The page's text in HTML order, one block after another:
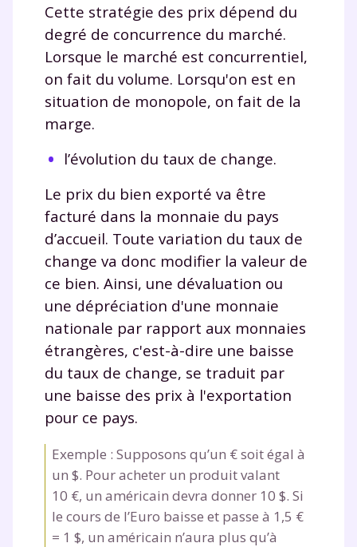
Cette stratégie des prix dépend du
degré de concurrence du marché.
Lorsque le marché est concurrentiel,
on fait du volume. Lorsqu'on est en
situation de monopole, on fait de la
marge.
l’évolution du taux de change.
Le prix du bien exporté va être
facturé dans la monnaie du pays
d’accueil. Toute variation du taux de
change va donc modifier la valeur de
ce bien. Ainsi, une dévaluation ou
une dépréciation d'une monnaie
nationale par rapport aux monnaies
étrangères, c'est-à-dire une baisse
du taux de change, se traduit par
une baisse des prix à l'exportation
pour ce pays.
Exemple : Supposons qu’un € soit égal à
un $. Pour acheter un produit valant
10 €, un américain devra donner 10 $. Si
le cours de l’Euro baisse et passe à 1,5 €
= 1 $, un américain n’aura plus qu’à